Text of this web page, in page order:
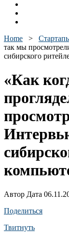
Home >
так мы
сибирского
«Как
Автор Дата
Поделиться
Твитнуть